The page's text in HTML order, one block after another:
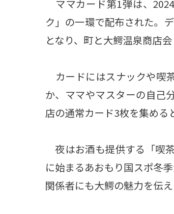
ママカード第1弾は、
ク」の一環で配布された。
となり、町と大鰐温泉商店
カードにはスナックや喫
か、ママやマスターの自己
店の通常カード3枚を集める
夜はお酒も提供する「喫
に始まるあおもり国スポ冬
関係者にも大鰐の魅力を伝